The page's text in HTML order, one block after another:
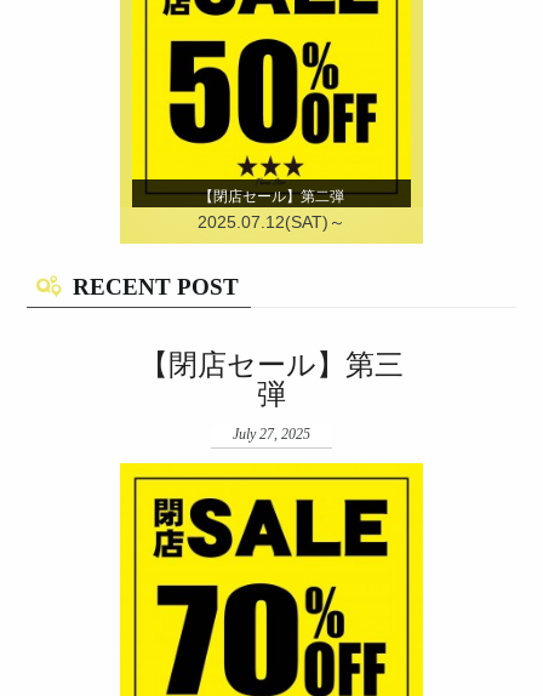
【閉店セール】第二弾
2025.07.12(SAT)～
RECENT POST
【閉店セール】第三
弾
July 27, 2025